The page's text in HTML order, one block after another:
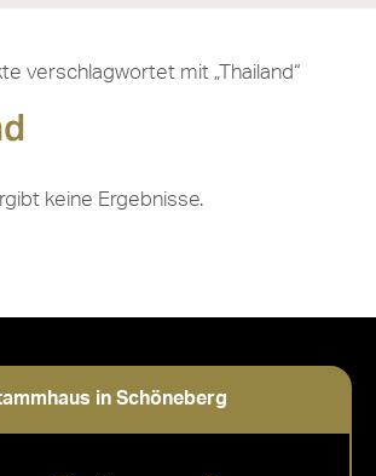
verschlagwortet mit „Thailand“
keine Ergebnisse.
in Schöneberg